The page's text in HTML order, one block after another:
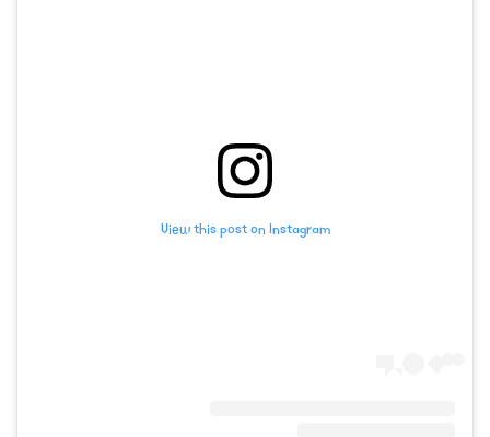
View this post on Instagram